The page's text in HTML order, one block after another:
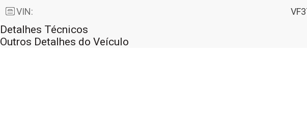
VIN:
Detalhes Técnicos
Outros Detalhes do Veículo